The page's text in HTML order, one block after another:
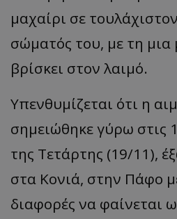
μαχαίρι σε
σώματός του, με τη μια
βρίσκει στον λαιμό.
Υπενθυμίζεται ότι η
σημειώθηκε γύρω στις
της Τετάρτης (19/11),
στα Κονιά, στην Πάφο
διαφορές να φαίνεται